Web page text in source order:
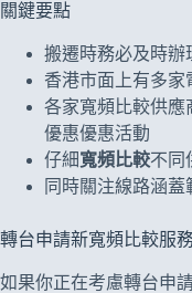
關鍵要點
搬遷時務必及時辦
香港市面上有多
各家寬頻比較供應
優惠優惠活動
仔細寬頻比較不同
同時關注線路涵
轉台申請新寬頻比較服
如果你正在考慮轉台申